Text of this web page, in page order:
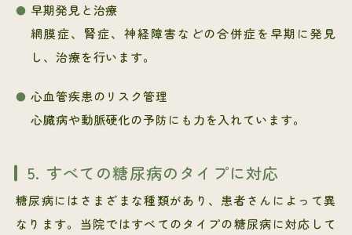
早期発見と治療
網膜症、腎症、神経障害などの合併症を早期に発見
し、治療を行います。
心血管疾患のリスク管理
心臓病や動脈硬化の予防にも力を入れています。
5. すべての糖尿病のタイプに対応
糖尿病にはさまざまな種類があり、患者さんによって異
なります。当院ではすべてのタイプの糖尿病に対応して